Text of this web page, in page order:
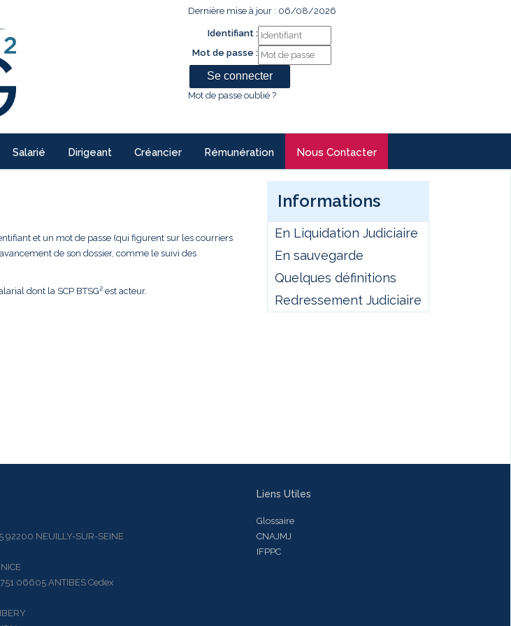
Dernière mise à jour : 06/08/2026
Identifiant :
Mot de passe :
Mot de passe oublié ?
Salarié Dirigeant Créancier Rémunération Nous Contacter
et un mot de passe (qui figurent sur les courriers
de son dossier, comme le suivi des
dont la SCP BTSG² est acteur.
Informations
En Liquidation Judiciaire
En sauvegarde
Quelques définitions
Redressement Judiciaire
NEUILLY-SUR-SEINE
06605 ANTIBES Cedex
Liens Utiles
Glossaire
CNAJMJ
IFPPC